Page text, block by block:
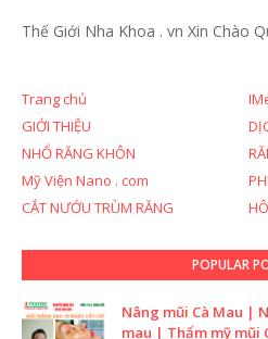
Thế Giới Nha Khoa . vn Xin Chào
Trang chủ
GIỚI THIỆU
NHỔ RĂNG KHÔN
Mỹ Viện Nano . com
CẮT NƯỚU TRÙM RĂNG
POPULAR
Nâng mũi Cà Mau |
mau | Thẩm mỹ mũi